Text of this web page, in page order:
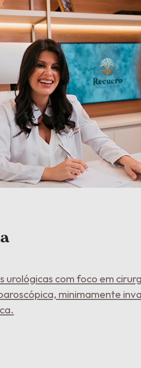
urológicas com foco em
minimamente